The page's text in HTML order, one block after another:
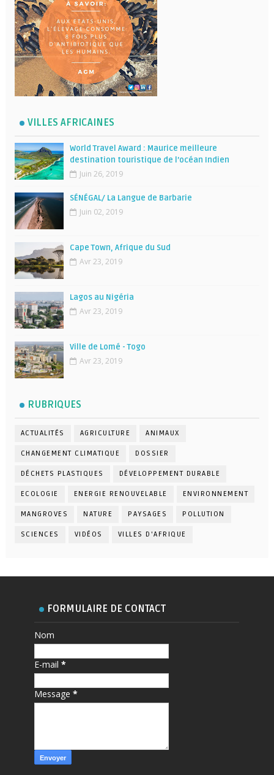
VILLES AFRICAINES
World Travel Award : Maurice meilleure
destination touristique de l’océan Indien
Juin 26, 2019
SÉNÉGAL/ La Langue de Barbarie
Juin 02, 2019
Cape Town, Afrique du Sud
Avr 23, 2019
Lagos au Nigéria
Avr 23, 2019
Ville de Lomé - Togo
Avr 23, 2019
RUBRIQUES
ACTUALITÉS AGRICULTURE ANIMAUX
CHANGEMENT CLIMATIQUE DOSSIER
DÉCHETS PLASTIQUES DÉVELOPPEMENT DURABLE
ECOLOGIE ENERGIE RENOUVELABLE ENVIRONNEMENT
MANGROVES NATURE PAYSAGES POLLUTION
SCIENCES VIDÉOS VILLES D'AFRIQUE
FORMULAIRE DE CONTACT
Nom
E-mail*
Message*